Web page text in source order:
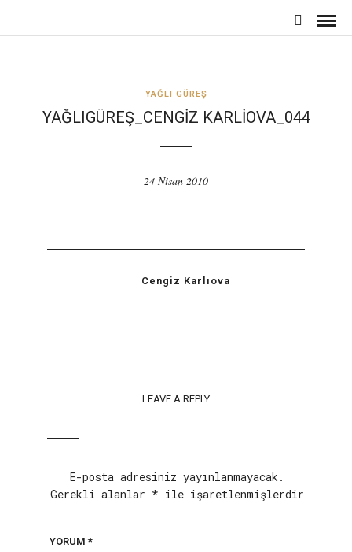
YAĞLI GÜREŞ
YAĞLIGÜREŞ_CENGIZ KARLIOVA_044
24 Nisan 2010
Cengiz Karlıova
LEAVE A REPLY
E-posta adresiniz yayınlanmayacak.
Gerekli alanlar * ile işaretlenmişlerdir
YORUM*